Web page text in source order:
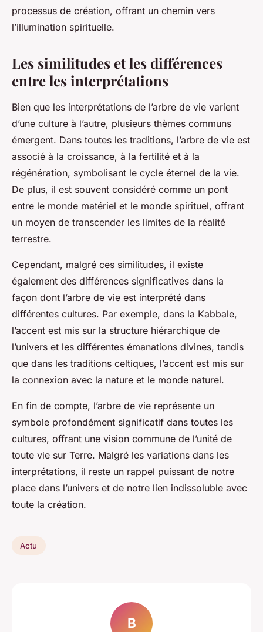
processus de création, offrant un chemin vers
l’illumination spirituelle.
Les similitudes et les différences
entre les interprétations
Bien que les interprétations de l’arbre de vie varient
d’une culture à l’autre, plusieurs thèmes communs
émergent. Dans toutes les traditions, l’arbre de vie est
associé à la croissance, à la fertilité et à la
régénération, symbolisant le cycle éternel de la vie.
De plus, il est souvent considéré comme un pont
entre le monde matériel et le monde spirituel, offrant
un moyen de transcender les limites de la réalité
terrestre.
Cependant, malgré ces similitudes, il existe
également des différences significatives dans la
façon dont l’arbre de vie est interprété dans
différentes cultures. Par exemple, dans la Kabbale,
l’accent est mis sur la structure hiérarchique de
l’univers et les différentes émanations divines, tandis
que dans les traditions celtiques, l’accent est mis sur
la connexion avec la nature et le monde naturel.
En fin de compte, l’arbre de vie représente un
symbole profondément significatif dans toutes les
cultures, offrant une vision commune de l’unité de
toute vie sur Terre. Malgré les variations dans les
interprétations, il reste un rappel puissant de notre
place dans l’univers et de notre lien indissoluble avec
toute la création.
Actu
B